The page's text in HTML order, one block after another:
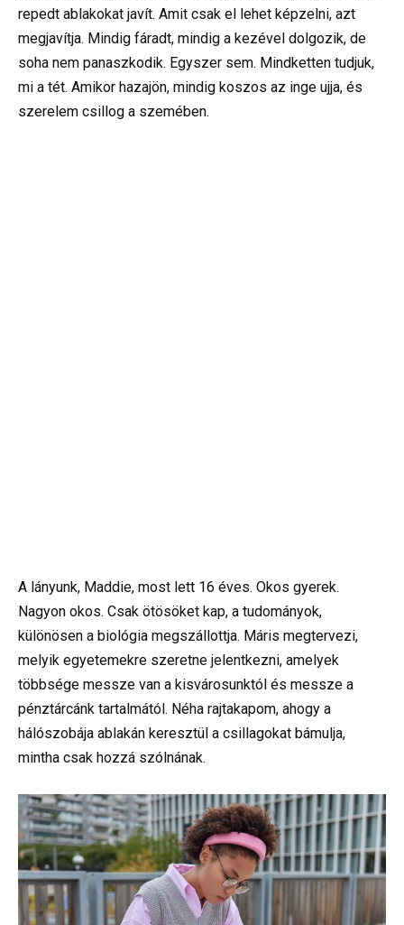
repedt ablakokat javít. Amit csak el lehet képzelni, azt
megjavítja. Mindig fáradt, mindig a kezével dolgozik, de
soha nem panaszkodik. Egyszer sem. Mindketten tudjuk,
mi a tét. Amikor hazajön, mindig koszos az inge ujja, és
szerelem csillog a szemében.
A lányunk, Maddie, most lett 16 éves. Okos gyerek.
Nagyon okos. Csak ötösöket kap, a tudományok,
különösen a biológia megszállottja. Máris megtervezi,
melyik egyetemekre szeretne jelentkezni, amelyek
többsége messze van a kisvárosunktól és messze a
pénztárcánk tartalmától. Néha rajtakapom, ahogy a
hálószobája ablakán keresztül a csillagokat bámulja,
mintha csak hozzá szólnának.